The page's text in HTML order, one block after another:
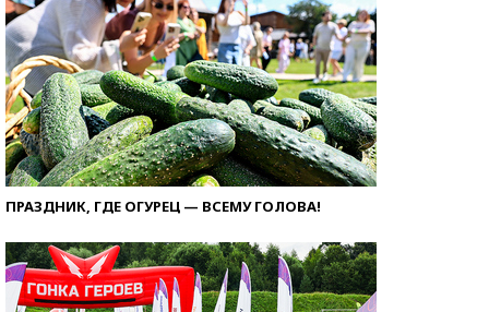
ПРАЗДНИК, ГДЕ ОГУРЕЦ — ВСЕМУ ГОЛОВА!